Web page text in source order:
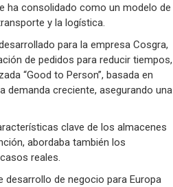
ha consolidado como un modelo de
y la logística.
para la empresa Cosgra,
de pedidos para reducir tiempos,
“Good to Person”, basada en
demanda creciente, asegurando una
clave de los almacenes
abordaba también los
reales.
desarrollo de negocio para Europa